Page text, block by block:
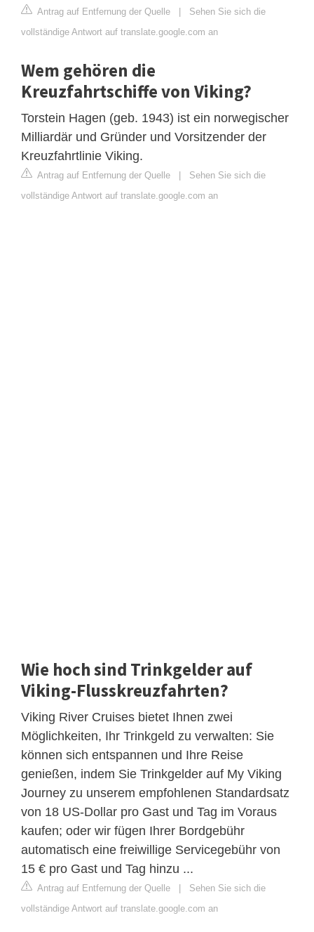
Antrag auf Entfernung der Quelle | Sehen Sie sich die
vollständige Antwort auf translate.google.com an
Wem gehören die
Kreuzfahrtschiffe von Viking?
Torstein Hagen (geb. 1943) ist ein norwegischer
Milliardär und Gründer und Vorsitzender der
Kreuzfahrtlinie Viking.
Antrag auf Entfernung der Quelle | Sehen Sie sich die
vollständige Antwort auf translate.google.com an
Wie hoch sind Trinkgelder auf
Viking-Flusskreuzfahrten?
Viking River Cruises bietet Ihnen zwei
Möglichkeiten, Ihr Trinkgeld zu verwalten: Sie
können sich entspannen und Ihre Reise
genießen, indem Sie Trinkgelder auf My Viking
Journey zu unserem empfohlenen Standardsatz
von 18 US-Dollar pro Gast und Tag im Voraus
kaufen; oder wir fügen Ihrer Bordgebühr
automatisch eine freiwillige Servicegebühr von
15 € pro Gast und Tag hinzu ...
Antrag auf Entfernung der Quelle | Sehen Sie sich die
vollständige Antwort auf translate.google.com an